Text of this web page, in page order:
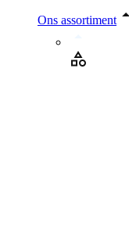
Ons assortiment